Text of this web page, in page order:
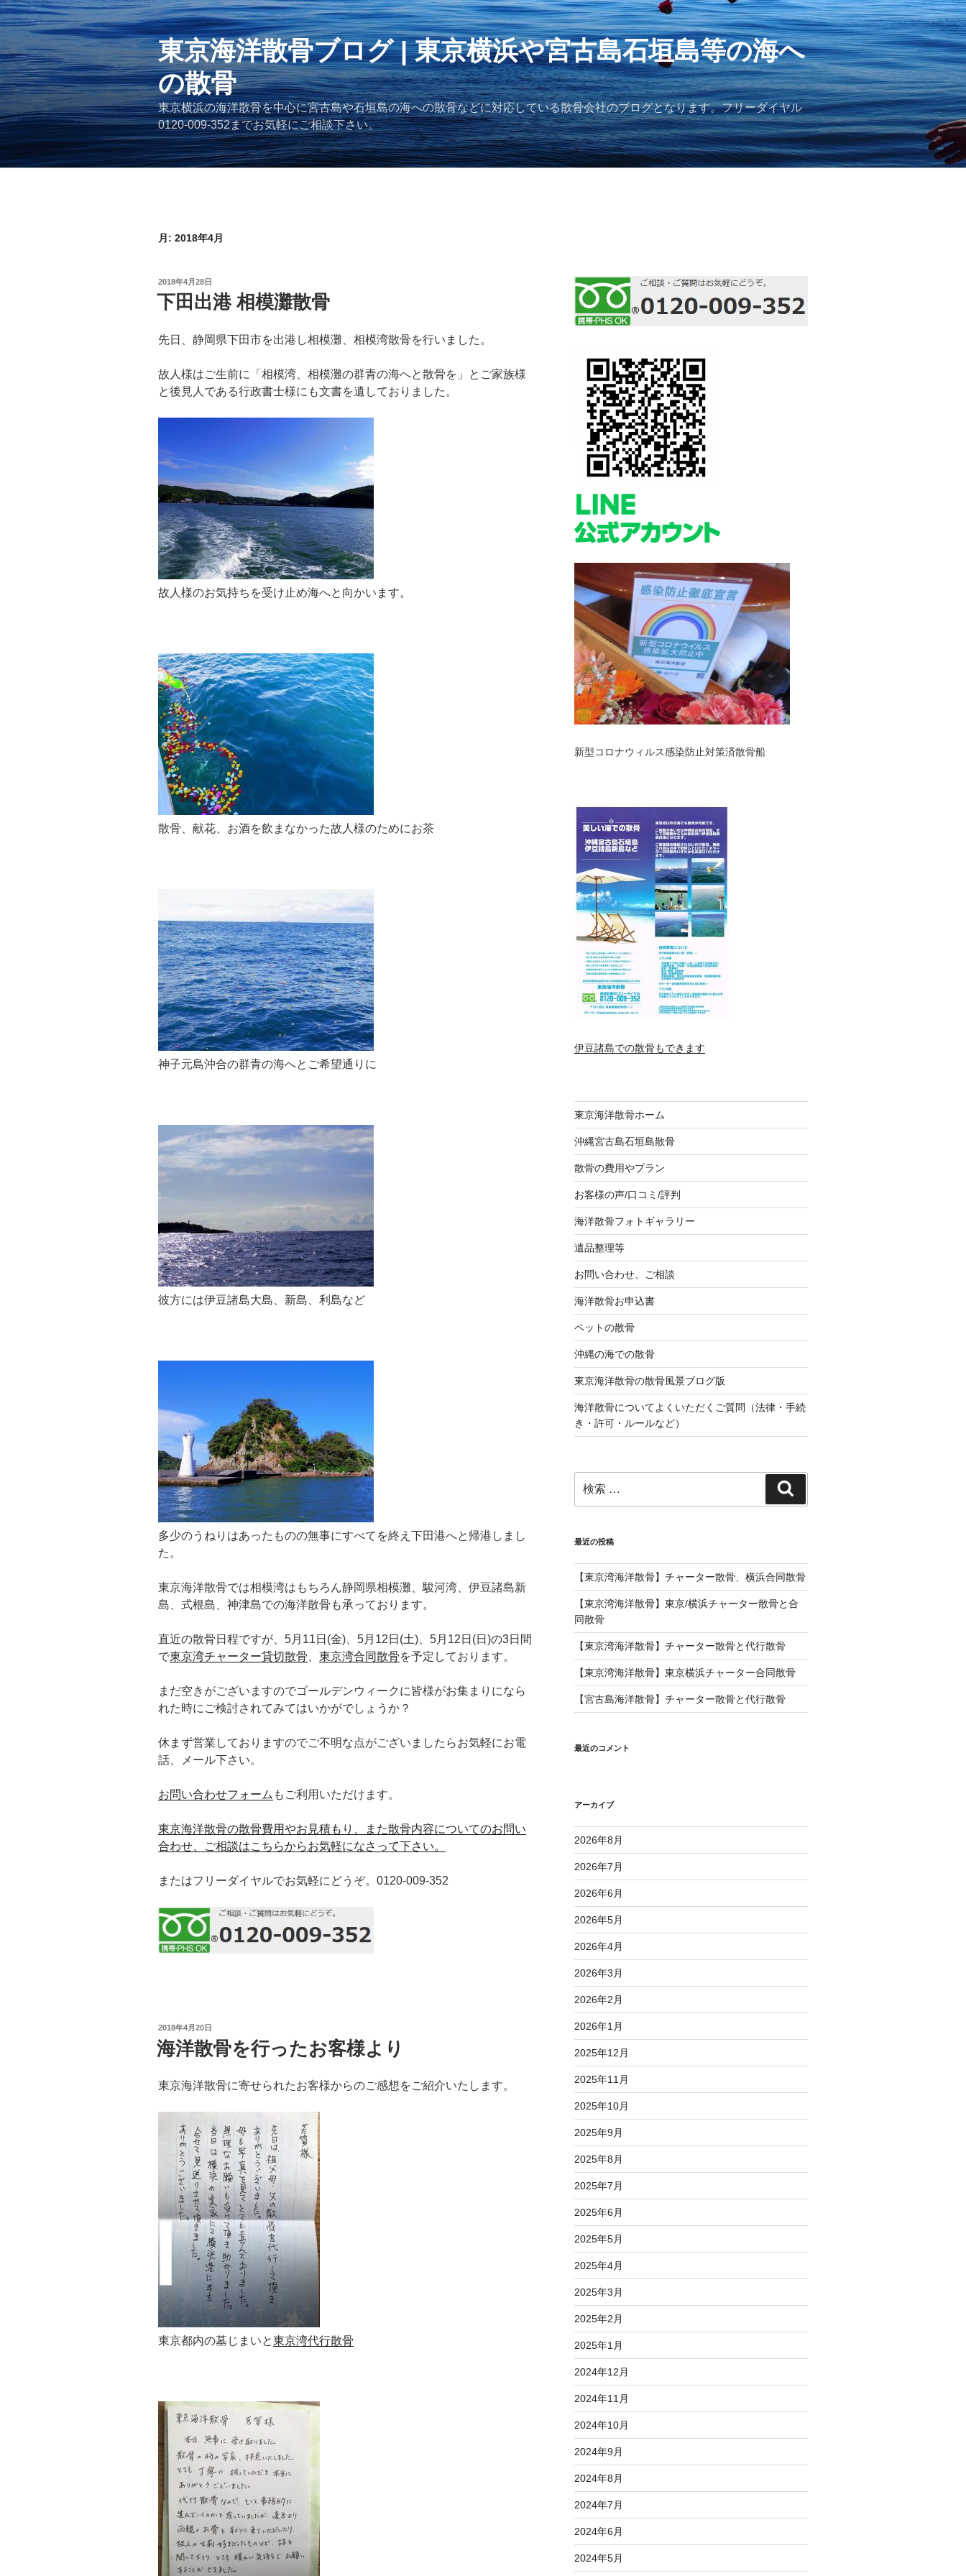
コ
ン
ン
ツ
へ
ス
ッ
プ
東京海洋散骨ブログ | 東京横浜や宮古島石垣島等の海へ
の散骨
東京横浜の海洋散骨を中心に宮古島や石垣島の海への散骨などに対応している散骨会社のブログとなります。フリーダイヤル
0120-009-352までお気軽にご相談下さい。
月: 2018年4月
投
稿
日:
2018年4月28日
下田出港 相模灘散骨
先日、静岡県下田市を出港し相模灘、相模湾散骨を行いました。
故人様はご生前に「相模湾、相模灘の群青の海へと散骨を」とご家族様
と後見人である行政書士様にも文書を遺しておりました。
故人様のお気持ちを受け止め海へと向かいます。
散骨、献花、お酒を飲まなかった故人様のためにお茶
神子元島沖合の群青の海へとご希望通りに
彼方には伊豆諸島大島、新島、利島など
多少のうねりはあったものの無事にすべてを終え下田港へと帰港しまし
た。
東京海洋散骨では相模湾はもちろん静岡県相模灘、駿河湾、伊豆諸島新
島、式根島、神津島での海洋散骨も承っております。
直近の散骨日程ですが、5月11日(金)、5月12日(土)、5月12日(日)の3日間
で東京湾チャーター貸切散骨 東京湾合同散骨を予定しております。
まだ空きがございますのでゴールデンウィークに皆様がお集まりになら
れた時にご検討されてみてはいかがでしょうか？
休まず営業しておりますのでご不明な点がございましたらお気軽にお電
話、メール下さい。
お問い合わせフォーム もご利用いただけます。
東京海洋散骨の散骨費用やお見積もり、また散骨内容についてのお問い
合わせ、ご相談はこちらからお気軽になさって下さい。
またはフリーダイヤルでお気軽にどうぞ。0120-009-352
投
稿
日:
2018年4月20日
海洋散骨を行ったお客様より
東京海洋散骨に寄せられたお客様からのご感想をご紹介いたします。
東京都内の墓じまいと東京湾代行散骨
新型コロナウィルス感染防止対策済散骨船
伊豆諸島での散骨もできます
東京海洋散骨ホーム
沖縄宮古島石垣島散骨
散骨の費用やプラン
お客様の声/口コミ/評判
海洋散骨フォトギャラリー
遺品整理等
お問い合わせ、ご相談
海洋散骨お申込書
ペットの散骨
沖縄の海での散骨
東京海洋散骨の散骨風景ブログ版
海洋散骨についてよくいただくご質問（法律・手続
き・許可・ルールなど）
索:
索
最近の投稿
【東京湾海洋散骨】チャーター散骨、横浜合同散骨
【東京湾海洋散骨】東京/横浜チャーター散骨と合
同散骨
【東京湾海洋散骨】チャーター散骨と代行散骨
【東京湾海洋散骨】東京横浜チャーター合同散骨
【宮古島海洋散骨】チャーター散骨と代行散骨
最近のコメント
アーカイブ
2026年8月
2026年7月
2026年6月
2026年5月
2026年4月
2026年3月
2026年2月
2026年1月
2025年12月
2025年11月
2025年10月
2025年9月
2025年8月
2025年7月
2025年6月
2025年5月
2025年4月
2025年3月
2025年2月
2025年1月
2024年12月
2024年11月
2024年10月
2024年9月
2024年8月
2024年7月
2024年6月
2024年5月